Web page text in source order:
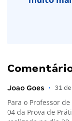
Joao Goes • 31
Para o Professor
04 da Prova de